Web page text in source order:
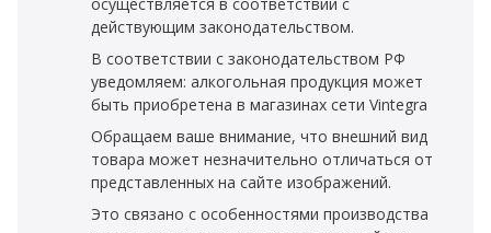
действующим законодательством.
В соответствии с законодательством РФ
уведомляем: алкогольная продукция может
быть приобретена в магазинах сети Vintegra
Обращаем ваше внимание, что внешний вид
товара может незначительно отличаться от
представленных на сайте изображений.
Это связано с особенностями производства